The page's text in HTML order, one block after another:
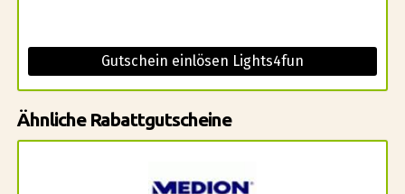
Gutschein einlösen Lights4fun
Ähnliche Rabattgutscheine